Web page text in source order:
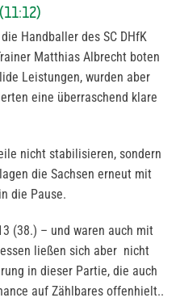
Handballer des SC DHfK
Matthias Albrecht boten
Leistungen, wurden aber
eine überraschend klare
nicht stabilisieren, sondern
die Sachsen erneut mit
die Pause.
(38.) – und waren auch mit
ließen sich aber nicht
in dieser Partie, die auch
auf Zählbares offenhielt..